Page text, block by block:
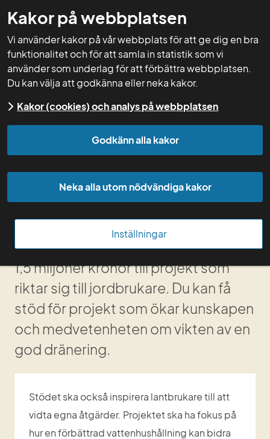
Kakor på webbplatsen
Vi använder kakor på vår webbplats för att ge dig en bra
funktionalitet och för att samla in statistik som vi
använder som underlag för att förbättra webbplatsen.
Du kan välja att godkänna eller neka kakor.
Kakor (cookies) och analys på webbplatsen
Godkänn alla kakor
Neka alla utom nödvändiga kakor
Inställningar
GNW-adm
Start
Ny utlysning om
jordbrukets vatten­
hushållning
Inom Kraftsamling vattenhushållning
utlyser Jordbruksverket nu
1,5 miljoner kronor till projekt som
riktar sig till jordbrukare. Du kan få
stöd för projekt som ökar kunskapen
och medvetenheten om vikten av en
god dränering.
Stödet ska också inspirera lantbrukare till att
vidta egna åtgärder. Projektet ska ha fokus på
hur en förbättrad vattenhushållning kan bidra